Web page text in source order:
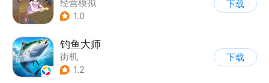
经营模拟
1.0
下载
钓鱼大师
街机
1.2
下载